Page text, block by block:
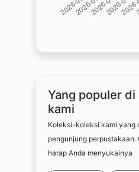
Yang populer
kami
Koleksi-koleksi kami yang
pengunjung perpustakaan.
harap Anda menyukainya